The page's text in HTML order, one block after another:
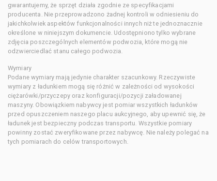
gwarantujemy, że sprzęt działa zgodnie ze specyfikacjami
producenta. Nie przeprowadzono żadnej kontroli w odniesieniu do
jakichkolwiek aspektów funkcjonalności innych niż te jednoznacznie
określone w niniejszym dokumencie. Udostępniono tylko wybrane
zdjęcia poszczególnych elementów podwozia, które mogą nie
odzwierciedlać stanu całego podwozia.
Wymiary
Podane wymiary mają jedynie charakter szacunkowy. Rzeczywiste
wymiary z ładunkiem mogą się różnić w zależności od wysokości
ciężarówki/przyczepy oraz konfiguracji/pozycji załadowanej
maszyny. Obowiązkiem nabywcy jest pomiar wszystkich ładunków
przed opuszczeniem naszego placu aukcyjnego, aby upewnić się, że
ładunek jest bezpieczny podczas transportu. Wszystkie pomiary
powinny zostać zweryfikowane przez nabywcę. Nie należy polegać na
tych pomiarach do celów transportowych.